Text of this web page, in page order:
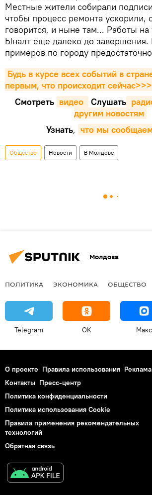
Местные жители собирали
чтобы процесс ремонта ускорили,
говорится, и ныне там... Работы
Ыналт еще далеко до завершения.
примеров по городу
Будь в курсе всех событий в
первым, что происходит сейчаc>>>
Смотреть видео Cлушать
другим новостям
Узнать, что мы
Общество Новости В Молдове
Молдова
ПОЛИТИКА ЭКОНОМИКА ОБЩЕСТВО
Telegram OK Макс
О проекте Правила использования Реклама
Контакты Пресс-центр
Политика конфиденциальности
Политика использования Cookie
Правила применения рекомендательных
технологий
Обратная связь